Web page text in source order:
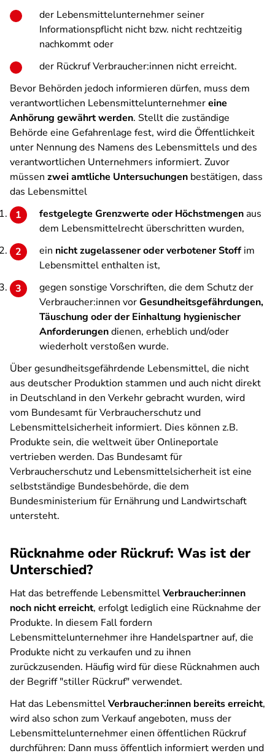
der Lebensmittelunternehmer seiner
Informationspflicht nicht bzw. nicht rechtzeitig
nachkommt oder
der Rückruf Verbraucher:innen nicht erreicht.
Bevor Behörden jedoch informieren dürfen, muss dem
verantwortlichen Lebensmittelunternehmereine
Anhörung gewährt werden. Stellt die zuständige
Behörde eine Gefahrenlage fest, wird die Öffentlichkeit
unter Nennung des Namens des Lebensmittels und des
verantwortlichen Unternehmers informiert. Zuvor
müssen zwei amtliche Untersuchungen bestätigen, dass
das Lebensmittel
festgelegte Grenzwerte oder Höchstmengenaus
dem Lebensmittelrecht überschritten wurden,
ein nicht zugelassener oder verbotener Stoff im
Lebensmittel enthalten ist,
gegen sonstige Vorschriften, die dem Schutz der
Verbraucher:innen vorGesundheitsgefährdungen,
Täuschung oder der Einhaltung hygienischer
Anforderungendienen, erheblich und/oder
wiederholt verstoßen wurde.
Über gesundheitsgefährdende Lebensmittel, die nicht
aus deutscher Produktion stammen und auch nicht direkt
in Deutschland in den Verkehr gebracht wurden, wird
vom Bundesamt für Verbraucherschutz und
Lebensmittelsicherheit informiert. Dies können z.B.
Produkte sein, die weltweit über Onlineportale
vertrieben werden. Das Bundesamt für
Verbraucherschutz und Lebensmittelsicherheit ist eine
selbstständige Bundesbehörde, die dem
Bundesministerium für Ernährung und Landwirtschaft
untersteht.
Rücknahme oder Rückruf: Was ist der
Unterschied?
Hat das betreffende LebensmittelVerbraucher:innen
noch nicht erreicht, erfolgt lediglich eine Rücknahme der
Produkte. In diesem Fall fordern
Lebensmittelunternehmer ihre Handelspartner auf, die
Produkte nicht zu verkaufen und zu ihnen
zurückzusenden. Häufig wird für diese Rücknahmen auch
der Begriff "stiller Rückruf" verwendet.
Hat das LebensmittelVerbraucher:innen bereits erreicht,
wird also schon zum Verkauf angeboten, muss der
Lebensmittelunternehmer einen öffentlichen Rückruf
durchführen: Dann muss öffentlich informiert werden und